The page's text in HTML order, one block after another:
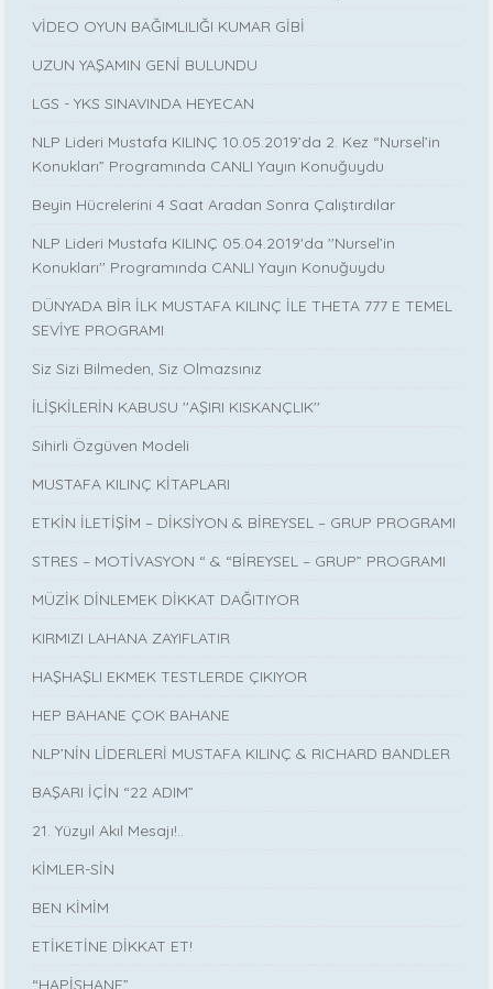
VİDEO OYUN BAĞIMLILIĞI KUMAR GİBİ
UZUN YAŞAMIN GENİ BULUNDU
LGS - YKS SINAVINDA HEYECAN
NLP Lideri Mustafa KILINÇ 10.05.2019’da 2. Kez “Nursel’in
Konukları” Programında CANLI Yayın Konuğuydu
Beyin Hücrelerini 4 Saat Aradan Sonra Çalıştırdılar
NLP Lideri Mustafa KILINÇ 05.04.2019'da ''Nursel’in
Konukları'' Programında CANLI Yayın Konuğuydu
DÜNYADA BİR İLK MUSTAFA KILINÇ İLE THETA 777 E TEMEL
SEVİYE PROGRAMI
Siz Sizi Bilmeden, Siz Olmazsınız
İLİŞKİLERİN KABUSU ''AŞIRI KISKANÇLIK''
Sihirli Özgüven Modeli
MUSTAFA KILINÇ KİTAPLARI
ETKİN İLETİŞİM – DİKSİYON & BİREYSEL – GRUP PROGRAMI
STRES – MOTİVASYON “ & “BİREYSEL – GRUP” PROGRAMI
MÜZİK DİNLEMEK DİKKAT DAĞITIYOR
KIRMIZI LAHANA ZAYIFLATIR
HAŞHAŞLI EKMEK TESTLERDE ÇIKIYOR
HEP BAHANE ÇOK BAHANE
NLP’NİN LİDERLERİ MUSTAFA KILINÇ & RICHARD BANDLER
BAŞARI İÇİN “22 ADIM”
21. Yüzyıl Akıl Mesajı!..
KİMLER-SİN
BEN KİMİM
ETİKETİNE DİKKAT ET!